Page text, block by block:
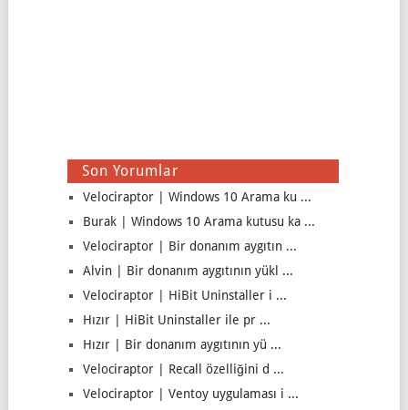
Son Yorumlar
Velociraptor | Windows 10 Arama ku ...
Burak | Windows 10 Arama kutusu ka ...
Velociraptor | Bir donanım aygıtın ...
Alvin | Bir donanım aygıtının yükl ...
Velociraptor | HiBit Uninstaller i ...
Hızır | HiBit Uninstaller ile pr ...
Hızır | Bir donanım aygıtının yü ...
Velociraptor | Recall özelliğini d ...
Velociraptor | Ventoy uygulaması i ...